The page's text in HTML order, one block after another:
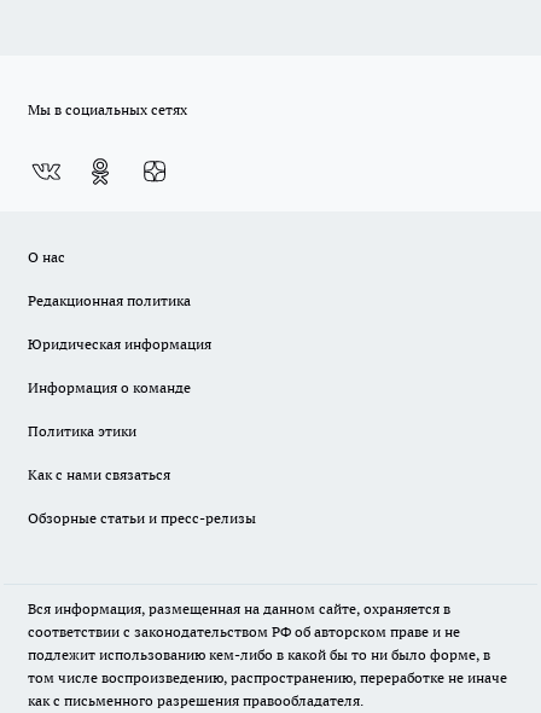
Мы в социальных сетях
О нас
Редакционная политика
Юридическая информация
Информация о команде
Политика этики
Как с нами связаться
Обзорные статьи и пресс-релизы
Вся информация, размещенная на данном сайте, охраняется в
соответствии с законодательством РФ об авторском праве и не
подлежит использованию кем-либо в какой бы то ни было форме, в
том числе воспроизведению, распространению, переработке не иначе
как с письменного разрешения правообладателя.